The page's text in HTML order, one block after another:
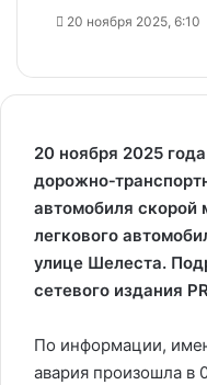
20 ноября 2025, 6:10
20 ноября 2025
автомобиля
легкового
улице Шелеста.
сетевого издания
По информации,
авария произошла в